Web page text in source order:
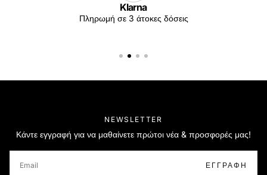
Klarna
Πληρωμή σε 3 άτοκες δόσεις
NEWSLETTER
Κάντε εγγραφή για να μαθαίνετε πρώτοι νέα & προσφορές μας!
ΕΓΓΡΑΦΉ